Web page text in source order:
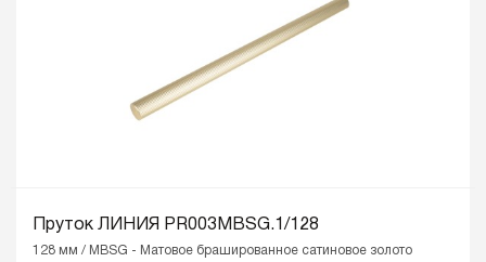
Пруток ЛИНИЯ PR003MBSG.1/128
128 мм / MBSG - Матовое брашированное сатиновое золото